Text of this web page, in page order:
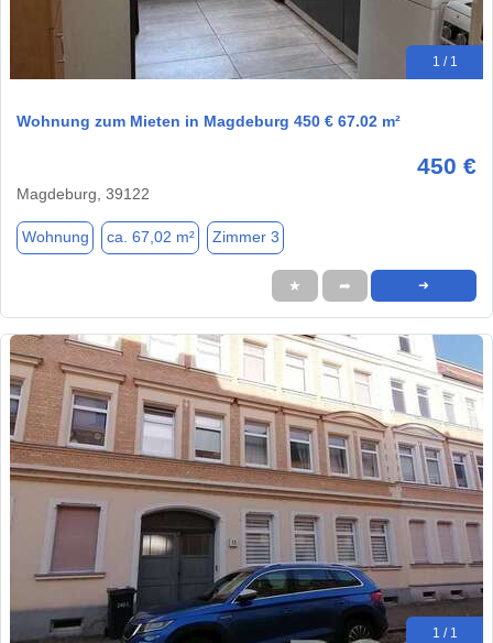
1 / 1
Wohnung zum Mieten in Magdeburg 450 € 67.02 m²
450 €
Magdeburg, 39122
Wohnung ca. 67,02 m² Zimmer 3
★ ➦ ➜
1 / 1